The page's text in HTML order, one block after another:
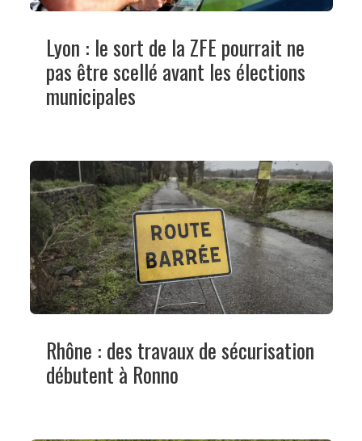
Lyon : le sort de la ZFE pourrait ne
pas être scellé avant les élections
municipales
Rhône : des travaux de sécurisation
débutent à Ronno